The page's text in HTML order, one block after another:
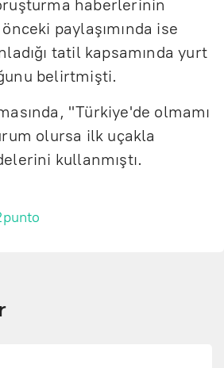
haberlerinin
önceki paylaşımında ise
tatil kapsamında yurt
belirtmişti.
"Türkiye'de olmamı
olursa ilk uçakla
kullanmıştı.